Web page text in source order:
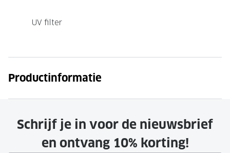
UV filter
Productinformatie
Schrijf je in voor de nieuwsbrief
en ontvang 10% korting!